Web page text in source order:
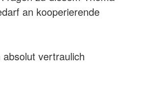
an kooperierende
vertraulich